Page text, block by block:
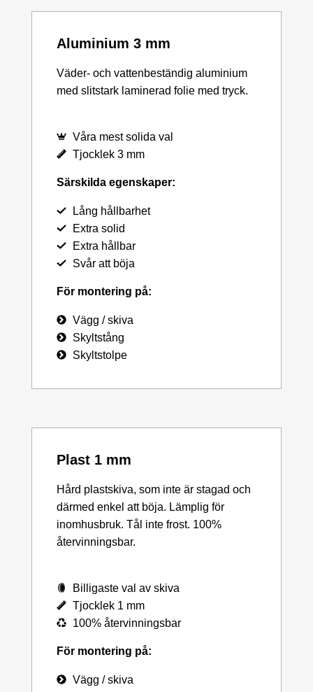
Aluminium 3 mm
Väder- och vattenbeständig aluminium
med slitstark laminerad folie med tryck.
Våra mest solida val
Tjocklek 3 mm
Särskilda egenskaper:
Lång hållbarhet
Extra solid
Extra hållbar
Svår att böja
För montering på:
Vägg / skiva
Skyltstång
Skyltstolpe
Plast 1 mm
Hård plastskiva, som inte är stagad och
därmed enkel att böja. Lämplig för
inomhusbruk. Tål inte frost. 100%
återvinningsbar.
Billigaste val av skiva
Tjocklek 1 mm
100% återvinningsbar
För montering på:
Vägg / skiva